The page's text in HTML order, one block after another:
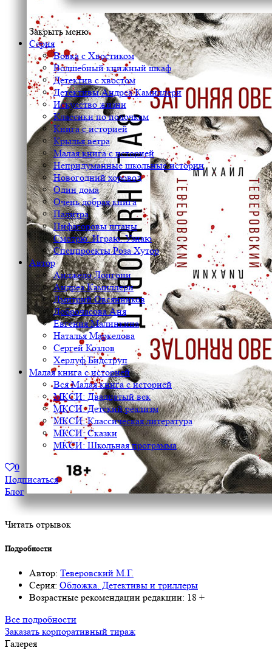
Закрыть меню
Серия
Вовка с Хвостиком
Волшебный книжный шкаф
Детектив с хвостом
Детективы Андреа Камиллери
Искусство жизни
Классики по полочкам
Книга с историей
Крылья ветра
Малая книга с историей
Непридуманные школьные истории
Новогодний хоровод
Один дома
Очень добрая книга
Палитра
Пифагоровы штаны
Смотрю. Играю. Узнаю
Спецпроекты Роза Хутор
Автор
Анджело Лонгони
Андреа Камиллери
Дмитрий Овсянников
Доброчасова Аня
Евгения Малинкина
Наталья Маркелова
Сергей Козлов
Херлуф Бидструп
Малая книга с историей
Вся Малая книга с историей
МКСИ: Двадцатый век
МКСИ: Детский реализм
МКСИ: Классическая литература
МКСИ: Сказки
МКСИ: Школьная программа
0
Подписаться
Блог
Читать отрывок
Подробности
Автор: Теверовский М.Г.
Серия: Обложка. Детективы и триллеры
Возрастные рекомендации редакции: 18 +
Все подробности
Заказать корпоративный тираж
Галерея